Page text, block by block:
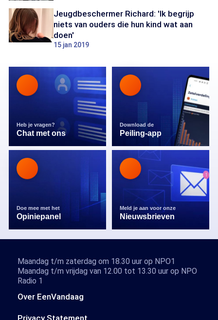
Jeugdbeschermer Richard: 'Ik begrijp
niets van ouders die hun kind wat aan
doen'
15 jan 2019
Heb je vragen?
Chat met ons
Download de
Peiling-app
Doe mee met het
Opiniepanel
Meld je aan voor onze
Nieuwsbrieven
Over EenVandaag
Privacy Statement
Maandag t/m zaterdag om 18.30 uur op NPO1
Maandag t/m vrijdag van 12.00 tot 13.30 uur op NPO
Radio 1